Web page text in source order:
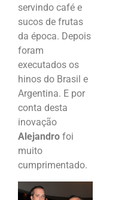
servindo café e
sucos de frutas
da época. Depois
foram
executados os
hinos do Brasil e
Argentina. E por
conta desta
inovação
Alejandro foi
muito
cumprimentado.